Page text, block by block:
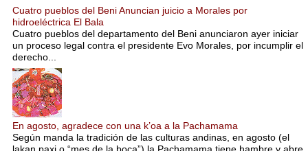
Cuatro pueblos del Beni Anuncian juicio a Morales por
hidroeléctrica El Bala
Cuatro pueblos del departamento del Beni anunciaron ayer iniciar
un proceso legal contra el presidente Evo Morales, por incumplir el
derecho...
En agosto, agradece con una k’oa a la Pachamama
Según manda la tradición de las culturas andinas, en agosto (el
lakan paxi o “mes de la boca”) la Pachamama tiene hambre y abre